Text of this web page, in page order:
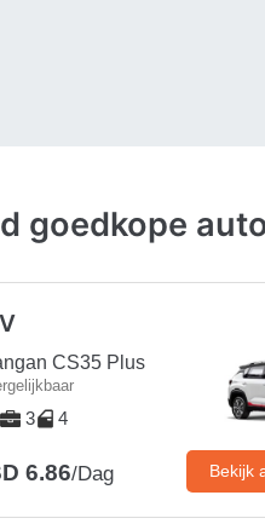
goedkope
CS35 Plus
3 4
6.86/Dag Bekijk